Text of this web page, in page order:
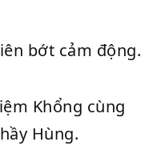
bớt cảm động.
Khổng cùng
Hùng.